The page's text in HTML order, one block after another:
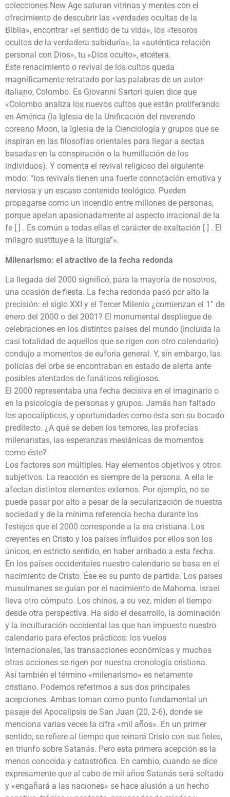
colecciones New Age saturan vitrinas y mentes con el
ofrecimiento de descubrir las «verdades ocultas de la
Biblia», encontrar «el sentido de tu vida», los «tesoros
ocultos de la verdadera sabiduría», la «auténtica relación
personal con Dios», tu «Dios oculto», etcétera.
Este renacimiento o revival de los cultos queda
magníficamente retratado por las palabras de un autor
italiano, Colombo. Es Giovanni Sartori quien dice que
«Colombo analiza los nuevos cultos que están proliferando
en América (la Iglesia de la Unificación del reverendo
coreano Moon, la Iglesia de la Cienciología y grupos que se
inspiran en las filosofías orientales para llegar a sectas
basadas en la conspiración o la humillación de los
individuos). Y comenta el revival religioso del siguiente
modo: “los revivals tienen una fuerte connotación emotiva y
nerviosa y un escaso contenido teológico. Pueden
propagarse como un incendio entre millones de personas,
porque apelan apasionadamente al aspecto irracional de la
fe [ ] . Es común a todas ellas el carácter de exaltación [ ] . El
milagro sustituye a la liturgia”».
Milenarismo: el atractivo de la fecha redonda
La llegada del 2000 significó, para la mayoría de nosotros,
una ocasión de fiesta. La fecha redonda pasó por alto la
precisión: el siglo XXI y el Tercer Milenio ¿comienzan el 1° de
enero del 2000 o del 2001? El monumental despliegue de
celebraciones en los distintos países del mundo (incluida la
casi totalidad de aquellos que se rigen con otro calendario)
condujo a momentos de euforia general. Y, sin embargo, las
policías del orbe se encontraban en estado de alerta ante
posibles atentados de fanáticos religiosos.
El 2000 representaba una fecha decisiva en el imaginario o
en la psicología de personas y grupos. Jamás han faltado
los apocalípticos, y oportunidades como ésta son su bocado
predilecto. ¿A qué se deben los temores, las profecías
milenaristas, las esperanzas mesiánicas de momentos
como éste?
Los factores son múltiples. Hay elementos objetivos y otros
subjetivos. La reacción es siempre de la persona. A ella le
afectan distintos elementos externos. Por ejemplo, no se
puede pasar por alto a pesar de la secularización de nuestra
sociedad y de la mínima referencia hecha durante los
festejos que el 2000 corresponde a la era cristiana. Los
creyentes en Cristo y los países influidos por ellos son los
únicos, en estricto sentido, en haber arribado a esta fecha.
En los países occidentales nuestro calendario se basa en el
nacimiento de Cristo. Ése es su punto de partida. Los países
musulmanes se guían por el nacimiento de Mahoma. Israel
lleva otro cómputo. Los chinos, a su vez, miden el tiempo
desde otra perspectiva. Ha sido el desarrollo, la dominación
y la inculturación occidental las que han impuesto nuestro
calendario para efectos prácticos: los vuelos
internacionales, las transacciones económicas y muchas
otras acciones se rigen por nuestra cronología cristiana.
Así también el término «milenarismo» es netamente
cristiano. Podemos referirnos a sus dos principales
acepciones. Ambas toman como punto fundamental un
pasaje del Apocalipsis de San Juan (20, 2-6), donde se
menciona varias veces la cifra «mil años». En un primer
sentido, se refiere al tiempo que reinará Cristo con sus fieles,
en triunfo sobre Satanás. Pero esta primera acepción es la
menos conocida y catastrófica. En cambio, cuando se dice
expresamente que al cabo de mil años Satanás será soltado
y «engañará a las naciones» se hace alusión a un hecho